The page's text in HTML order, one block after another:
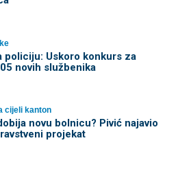
policiju: Uskoro konkurs za
novih službenika
cijeli kanton
novu bolnicu? Pivić najavio
projekat